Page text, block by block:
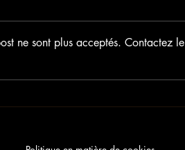
REVUE DE PRESSE
ne sont plus acceptés. Contactez